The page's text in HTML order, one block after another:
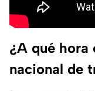
¿A qué hora
nacional de